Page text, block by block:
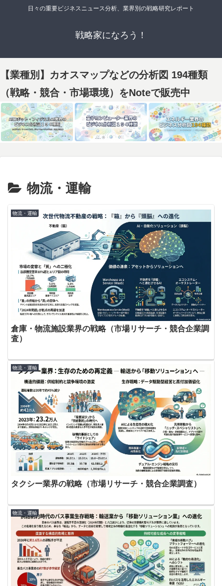
日々の重要ビジネスニュース分析、業界別の戦略研究レポート
戦略家になろう！
【業種別】カオスマップなどの分析図 194種類
（戦略・競合・市場環境）をNoteで販売中
物流・運輸
物流・運輸
倉庫・物流施設業界の戦略（市場リサーチ・競合企業調
査）
物流・運輸
タクシー業界の戦略（市場リサーチ・競合企業調査）
物流・運輸